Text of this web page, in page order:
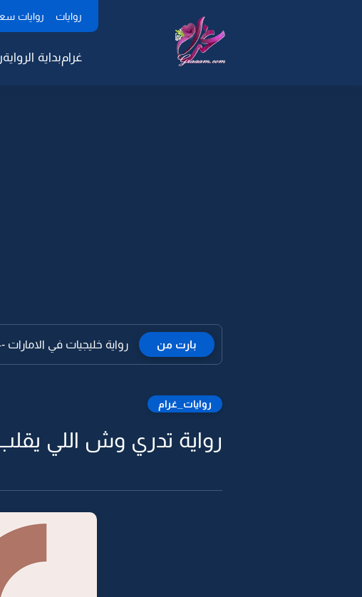
روايات روايات
غرامبداية الرواية
بارت من رواية خليجيات في الامارات -24
روايات_غرام
رواية تدري وش اللي يقلب